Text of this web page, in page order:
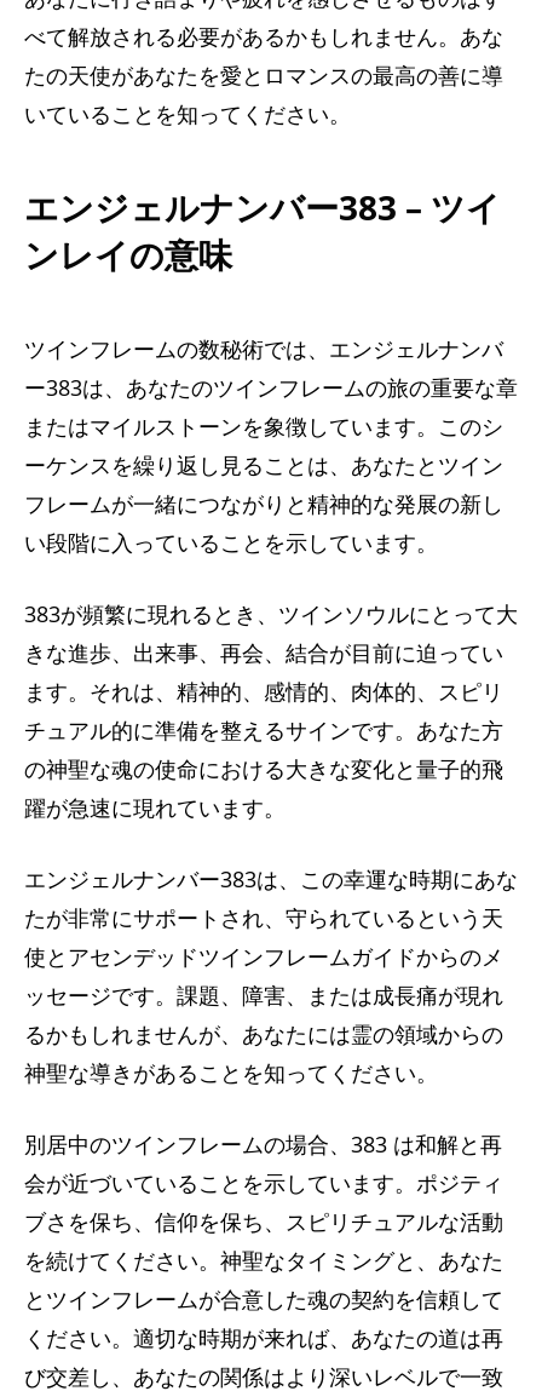
べて解放される必要があるかもしれません。あな
たの天使があなたを愛とロマンスの最高の善に導
いていることを知ってください。
エンジェルナンバー383 – ツイ
ンレイの意味
ツインフレームの数秘術では、エンジェルナンバ
ー383は​​、あなたのツインフレームの旅の重要な章
またはマイルストーンを象徴しています。このシ
ーケンスを繰り返し見ることは、あなたとツイン
フレームが一緒につながりと精神的な発展の新し
い段階に入っていることを示しています。
383が頻繁に現れるとき、ツインソウルにとって大
きな進歩、出来事、再会、結合が目前に迫ってい
ます。それは、精神的、感情的、肉体的、スピリ
チュアル的に準備を整えるサインです。あなた方
の神聖な魂の使命における大きな変化と量子的飛
躍が急速に現れています。
エンジェルナンバー383は​​、この幸運な時期にあな
たが非常にサポートされ、守られているという天
使とアセンデッドツインフレームガイドからのメ
ッセージです。課題、障害、または成長痛が現れ
るかもしれませんが、あなたには霊の領域からの
神聖な導きがあることを知ってください。
別居中のツインフレームの場合、383 は和解と再
会が近づいていることを示しています。ポジティ
ブさを保ち、信仰を保ち、スピリチュアルな活動
を続けてください。神聖なタイミングと、あなた
とツインフレームが合意した魂の契約を信頼して
ください。適切な時期が来れば、あなたの道は再
び交差し、あなたの関係はより深いレベルで一致